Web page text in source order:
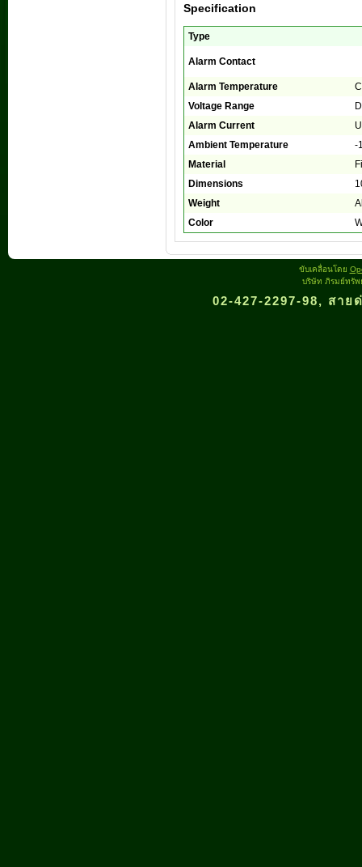
Specification
Type
Alarm Contact
Alarm Temperature
Voltage Range
Alarm Current
Ambient Temperature
-
Material
Dimensions
Weight
Color
ขับเคลื่อนโดย
บริษัท ภิรมย์ทรัพ
02-427-2297-98, สาย